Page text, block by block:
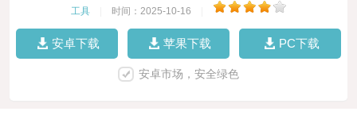
工具 时间：2025-10-16
安卓下载 苹果下载 PC下载
安卓市场，安全绿色